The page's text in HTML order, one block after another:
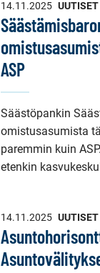
14.11.2025 UUTISET
ASP
Säästöpankin
omistusasumista
paremmin kuin
etenkin
14.11.2025 UUTISET